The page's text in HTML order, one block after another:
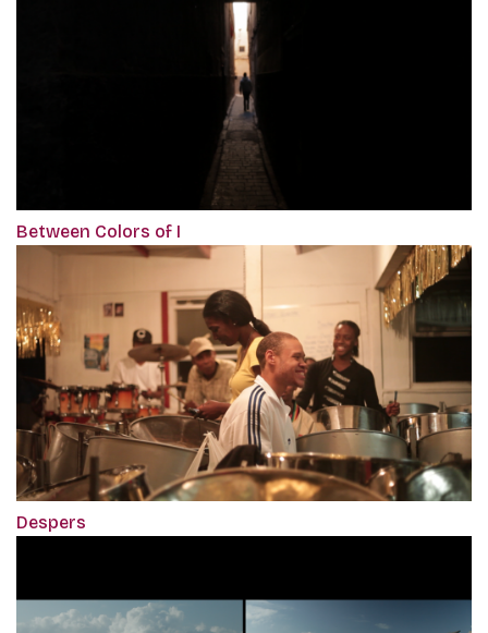
Between Colors of I
Despers